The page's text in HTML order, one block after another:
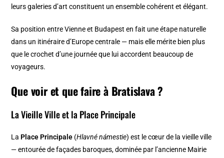
leurs galeries d’art constituent un ensemble cohérent et élégant.
Sa position entre Vienne et Budapest en fait une étape naturelle
dans un itinéraire d’Europe centrale — mais elle mérite bien plus
que le crochet d’une journée que lui accordent beaucoup de
voyageurs.
Que voir et que faire à Bratislava ?
La Vieille Ville et la Place Principale
La Place Principale (Hlavné námestie) est le cœur de la vieille ville
— entourée de façades baroques, dominée par l’ancienne Mairie